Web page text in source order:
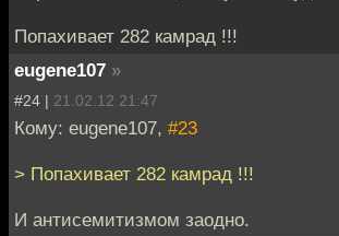
Попахивает 282 камрад !!!
eugene107 »
#24 | 21.02.12 21:47
Кому: eugene107, #23
> Попахивает 282 камрад !!!
И антисемитизмом заодно.